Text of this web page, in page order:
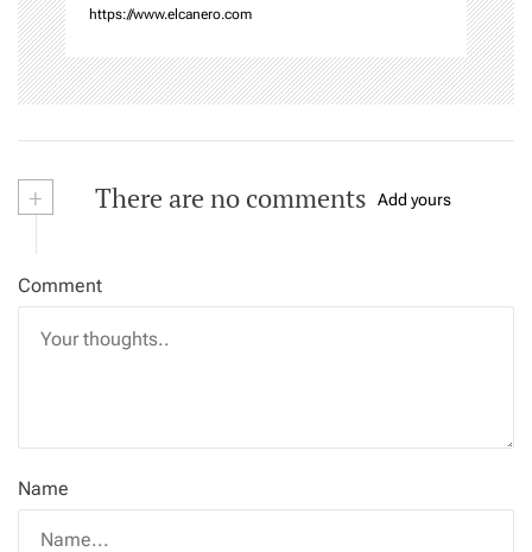
https://www.elcanero.com
+ There are no comments Add yours
Comment
Name